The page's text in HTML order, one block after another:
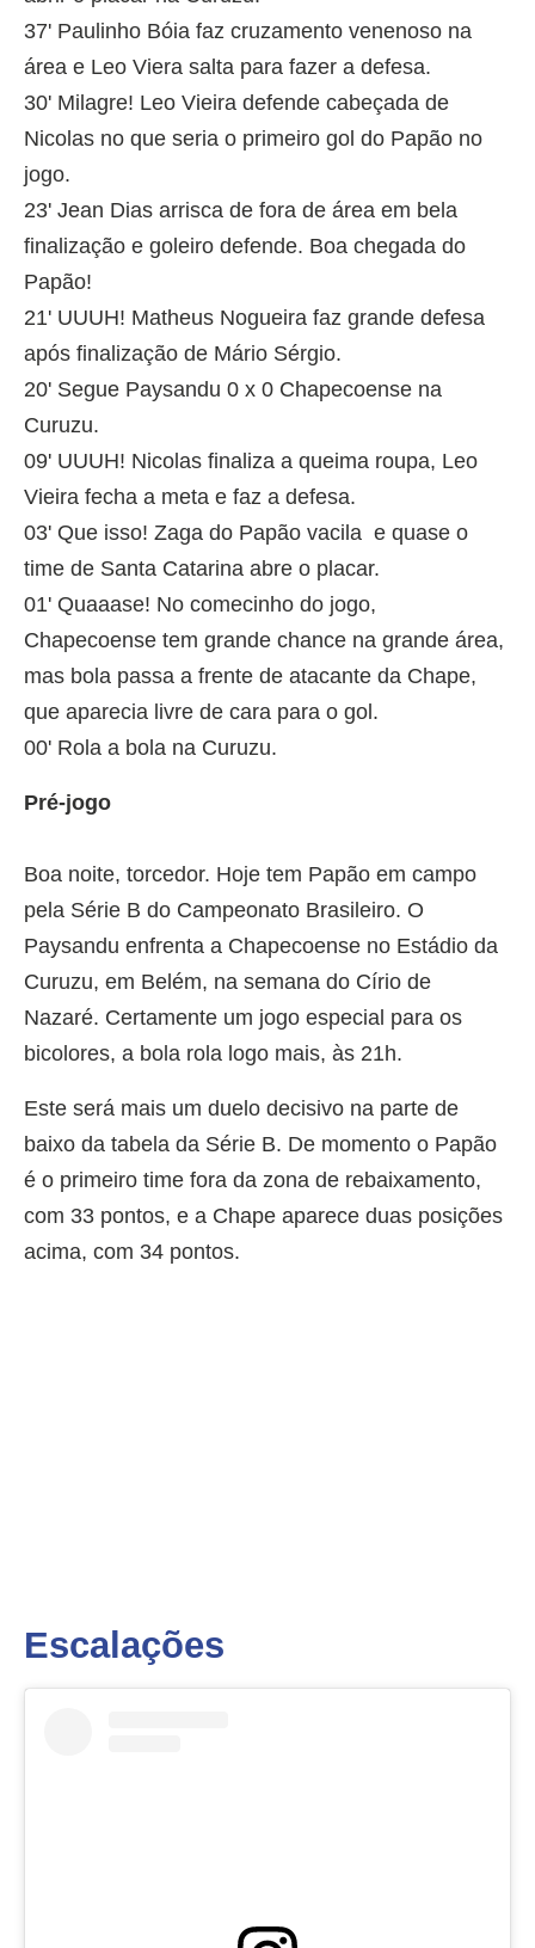
37' Paulinho Bóia faz cruzamento venenoso na
área e Leo Viera salta para fazer a defesa.
30' Milagre! Leo Vieira defende cabeçada de
Nicolas no que seria o primeiro gol do Papão no
jogo.
23' Jean Dias arrisca de fora de área em bela
finalização e goleiro defende. Boa chegada do
Papão!
21' UUUH! Matheus Nogueira faz grande defesa
após finalização de Mário Sérgio.
20' Segue Paysandu 0 x 0 Chapecoense na
Curuzu.
09' UUUH! Nicolas finaliza a queima roupa, Leo
Vieira fecha a meta e faz a defesa.
03' Que isso! Zaga do Papão vacila e quase o
time de Santa Catarina abre o placar.
01' Quaaase! No comecinho do jogo,
Chapecoense tem grande chance na grande área,
mas bola passa a frente de atacante da Chape,
que aparecia livre de cara para o gol.
00' Rola a bola na Curuzu.
Pré-jogo
Boa noite, torcedor. Hoje tem Papão em campo
pela Série B do Campeonato Brasileiro. O
Paysandu enfrenta a Chapecoense no Estádio da
Curuzu, em Belém, na semana do Círio de
Nazaré. Certamente um jogo especial para os
bicolores, a bola rola logo mais, às 21h.
Este será mais um duelo decisivo na parte de
baixo da tabela da Série B. De momento o Papão
é o primeiro time fora da zona de rebaixamento,
com 33 pontos, e a Chape aparece duas posições
acima, com 34 pontos.
Escalações